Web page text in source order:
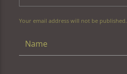
Your email address will not be published.